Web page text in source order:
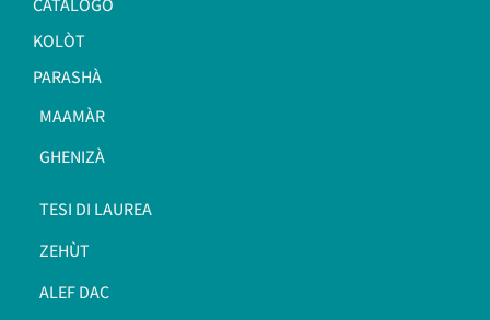
CATALOGO
KOLÒT
PARASHÀ
MAAMÀR
GHENIZÀ
TESI DI LAUREA
ZEHÙT
ALEF DAC